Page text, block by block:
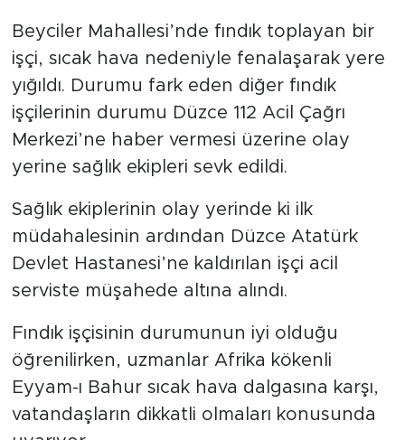
Beyciler Mahallesi’nde fındık toplayan bir
işçi, sıcak hava nedeniyle fenalaşarak yere
yığıldı. Durumu fark eden diğer fındık
işçilerinin durumu Düzce 112 Acil Çağrı
Merkezi’ne haber vermesi üzerine olay
yerine sağlık ekipleri sevk edildi.
Sağlık ekiplerinin olay yerinde ki ilk
müdahalesinin ardından Düzce Atatürk
Devlet Hastanesi’ne kaldırılan işçi acil
serviste müşahede altına alındı.
Fındık işçisinin durumunun iyi olduğu
öğrenilirken, uzmanlar Afrika kökenli
Eyyam-ı Bahur sıcak hava dalgasına karşı,
vatandaşların dikkatli olmaları konusunda